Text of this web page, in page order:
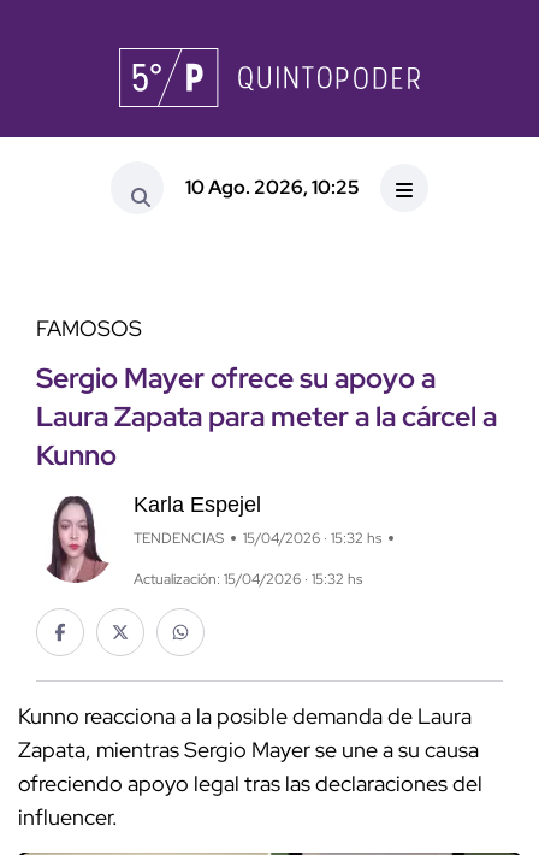
10 Ago. 2026, 10:25
FAMOSOS
Sergio Mayer ofrece su apoyo a
Laura Zapata para meter a la cárcel a
Kunno
Karla Espejel
TENDENCIAS 15/04/2026 · 15:32 hs
Actualización: 15/04/2026 · 15:32 hs
Kunno reacciona a la posible demanda de Laura
Zapata, mientras Sergio Mayer se une a su causa
ofreciendo apoyo legal tras las declaraciones del
influencer.